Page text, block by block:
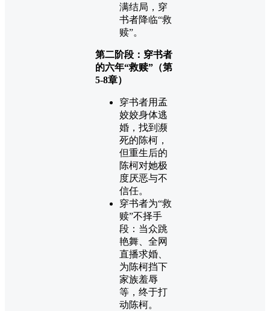
满结局，穿
书者降临“救
赎”。
第二阶段：穿书者
的六年“救赎”（第
5-8章）
穿书者用孟
姣姣身体逃
婚，找到濒
死的陈柯，
但重生后的
陈柯对她极
度厌恶与不
信任。
穿书者为“救
赎”不择手
段：当众跳
艳舞、全网
直播求婚、
为陈柯挡下
家族羞辱
等，终于打
动陈柯。